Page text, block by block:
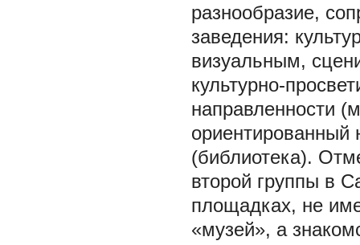
разнообразие,
заведения:
визуальным,
культурно-
направленности
ориентированный
(библиотека).
второй группы в
площадках, не
«музей», а